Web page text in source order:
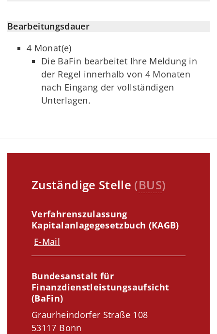
Bearbeitungsdauer
4 Monat(e)
Die BaFin bearbeitet Ihre Meldung in
der Regel innerhalb von 4 Monaten
nach Eingang der vollständigen
Unterlagen.
Zuständige Stelle (BUS)
Verfahrenszulassung
Kapitalanlagegesetzbuch (KAGB)
E-Mail
Bundesanstalt für
Finanzdienstleistungsaufsicht
(BaFin)
Graurheindorfer Straße 108
53117 Bonn